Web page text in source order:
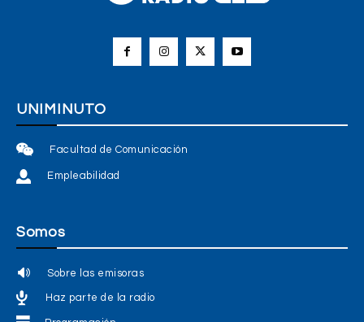
UNIMINUTO
Facultad de Comunicación
Empleabilidad
Somos
Sobre las emisoras
Haz parte de la radio